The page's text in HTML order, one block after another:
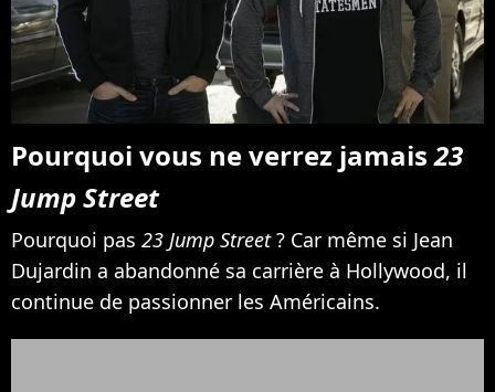
Pourquoi vous ne verrez jamais23
Jump Street
Pourquoi pas 23 Jump Street? Car même si Jean
Dujardin a abandonné sa carrière à Hollywood, il
continue de passionner les Américains.